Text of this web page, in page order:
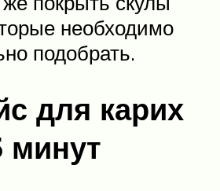
необходимо
подобрать.
для карих
минут